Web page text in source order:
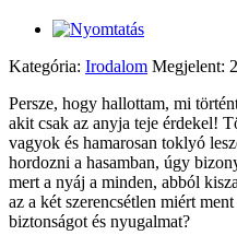
Kategória: Irodalom Megjelent:
Persze, hogy hallottam, mi
akit csak az anyja teje érdekel!
vagyok és hamarosan toklyó
hordozni a hasamban, úgy
mert a nyáj a minden, abból
az a két szerencsétlen miért
biztonságot és nyugalmat?